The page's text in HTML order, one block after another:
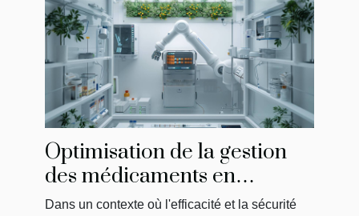
Optimisation de la gestion
des médicaments en
établissements de soins
Dans un contexte où l'efficacité et la sécurité